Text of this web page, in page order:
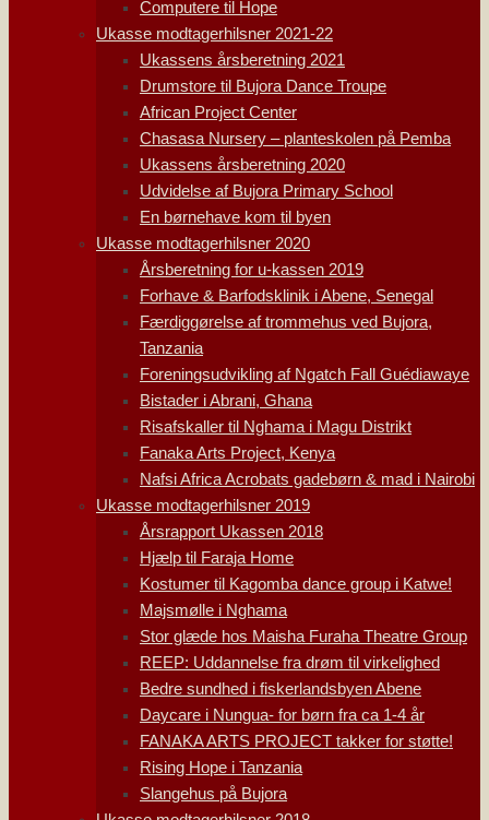
Computere til Hope
Ukasse modtagerhilsner 2021-22
Ukassens årsberetning 2021
Drumstore til Bujora Dance Troupe
African Project Center
Chasasa Nursery – planteskolen på Pemba
Ukassens årsberetning 2020
Udvidelse af Bujora Primary School
En børnehave kom til byen
Ukasse modtagerhilsner 2020
Årsberetning for u-kassen 2019
Forhave & Barfodsklinik i Abene, Senegal
Færdiggørelse af trommehus ved Bujora,
Tanzania
Foreningsudvikling af Ngatch Fall Guédiawaye
Bistader i Abrani, Ghana
Risafskaller til Nghama i Magu Distrikt
Fanaka Arts Project, Kenya
Nafsi Africa Acrobats gadebørn & mad i Nairobi
Ukasse modtagerhilsner 2019
Årsrapport Ukassen 2018
Hjælp til Faraja Home
Kostumer til Kagomba dance group i Katwe!
Majsmølle i Nghama
Stor glæde hos Maisha Furaha Theatre Group
REEP: Uddannelse fra drøm til virkelighed
Bedre sundhed i fiskerlandsbyen Abene
Daycare i Nungua- for børn fra ca 1-4 år
FANAKA ARTS PROJECT takker for støtte!
Rising Hope i Tanzania
Slangehus på Bujora